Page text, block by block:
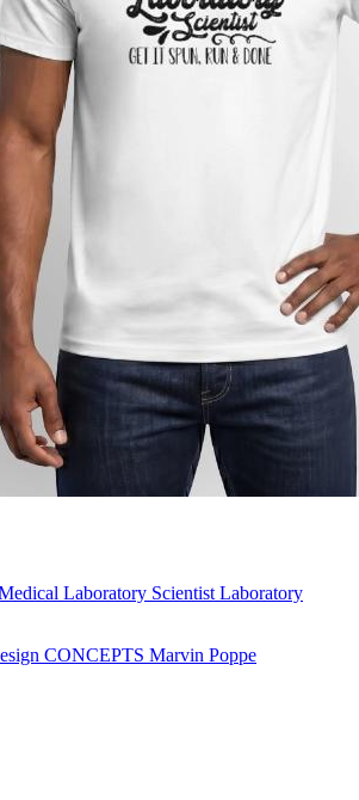
Laboratory Scientist Laboratory
CONCEPTS Marvin Poppe